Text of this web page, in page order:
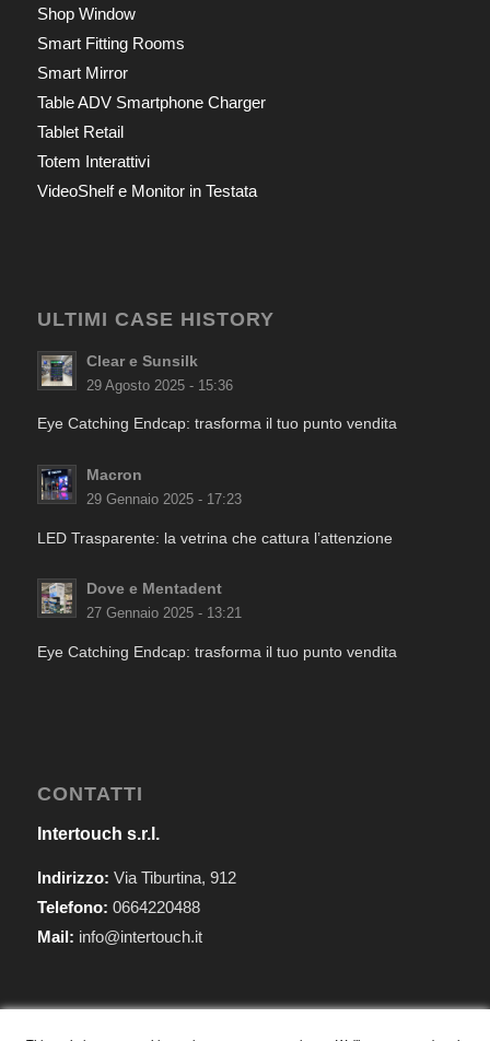
Shop Window
Smart Fitting Rooms
Smart Mirror
Table ADV Smartphone Charger
Tablet Retail
Totem Interattivi
VideoShelf e Monitor in Testata
ULTIMI CASE HISTORY
Clear e Sunsilk
29 Agosto 2025 - 15:36
Eye Catching Endcap: trasforma il tuo punto vendita
Macron
29 Gennaio 2025 - 17:23
LED Trasparente: la vetrina che cattura l’attenzione
Dove e Mentadent
27 Gennaio 2025 - 13:21
Eye Catching Endcap: trasforma il tuo punto vendita
CONTATTI
Intertouch s.r.l.
Indirizzo: Via Tiburtina, 912
Telefono: 0664220488
Mail: info@intertouch.it